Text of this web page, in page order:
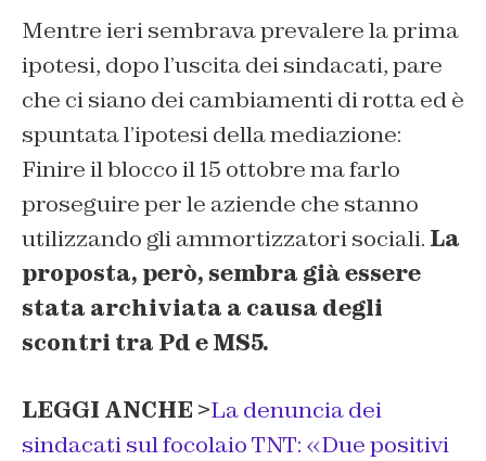
Mentre ieri sembrava prevalere la prima
ipotesi, dopo l’uscita dei sindacati, pare
che ci siano dei cambiamenti di rotta ed è
spuntata l’ipotesi della mediazione:
Finire il blocco il 15 ottobre ma farlo
proseguire per le aziende che stanno
utilizzando gli ammortizzatori sociali. La
proposta, però, sembra già essere
stata archiviata a causa degli
scontri tra Pd e MS5.
LEGGI ANCHE >La denuncia dei
sindacati sul focolaio TNT: «Due positivi